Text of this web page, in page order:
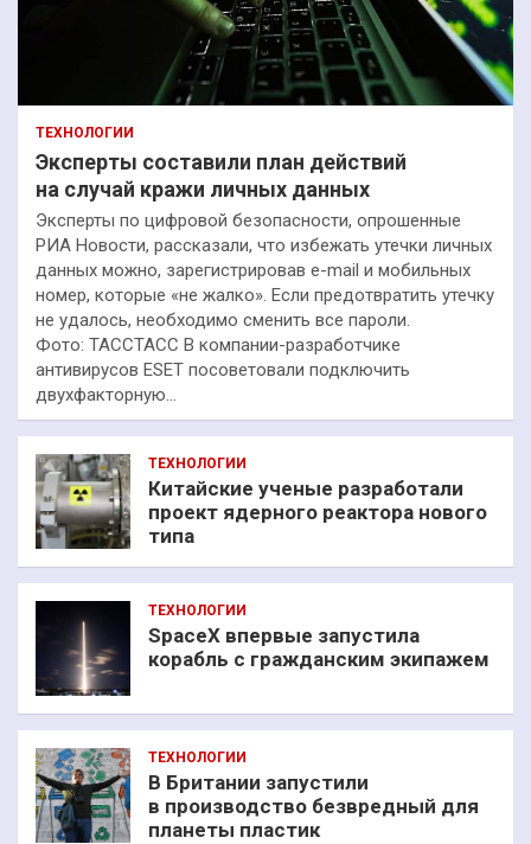
ТЕХНОЛОГИИ
Эксперты составили план действий
на случай кражи личных данных
Эксперты по цифровой безопасности, опрошенные
РИА Новости, рассказали, что избежать утечки личных
данных можно, зарегистрировав e-mail и мобильных
номер, которые «не жалко». Если предотвратить утечку
не удалось, необходимо сменить все пароли.
Фото: ТАССТАСС В компании-разработчике
антивирусов ESET посоветовали подключить
двухфакторную…
ТЕХНОЛОГИИ
Китайские ученые разработали
проект ядерного реактора нового
типа
ТЕХНОЛОГИИ
SpaceX впервые запустила
корабль с гражданским экипажем
ТЕХНОЛОГИИ
В Британии запустили
в производство безвредный для
планеты пластик